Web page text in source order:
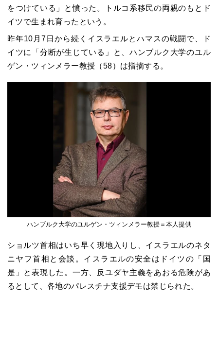
をつけている」と憤った。トルコ系移民の両親のもとド
イツで生まれ育ったという。
昨年10月7日から続くイスラエルとハマスの戦闘で、ド
イツに「分断が生じている」と、ハンブルク大学のユル
ゲン・ツィンメラー教授（58）は指摘する。
ハンブルク大学のユルゲン・ツィンメラー教授＝本人提供
ショルツ首相はいち早く現地入りし、イスラエルのネタ
ニヤフ首相と会談。イスラエルの安全はドイツの「国
是」と表現した。一方、反ユダヤ主義をあおる危険があ
るとして、各地のパレスチナ支援デモは禁じられた。